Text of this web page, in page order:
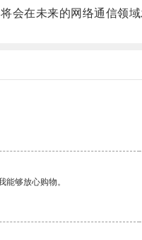
在未来的网络通信领域
够放心购物。